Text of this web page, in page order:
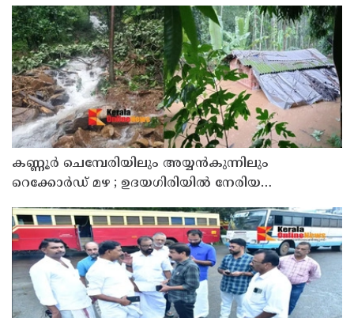
കണ്ണൂർ ചെമ്പേരിയിലും അയ്യൻകുന്നിലും
റെക്കോർഡ് മഴ ; ഉദയഗിരിയിൽ നേരിയ
ഉരുൾപൊട്ടൽ; 13 പേരെ ക്യാമ്പിലേക്ക് മാറ്റി